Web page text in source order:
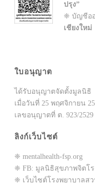
ปรุง”
❈ บัญชีอ
เชียงใหม่
ใบอนุญาต
ได้รับอนุญาตจัดตั้งมูลนิธิ
เมื่อวันที่ 25 พฤศจิกายน
เลขอนุญาตที่ ต. 923/2529
ลิงก์เว็บไซต์
❈ mentalhealth-fsp.org
❈ FB: มูลนิธิสุขภาพจิตโ
❈ เว็บไซต์โรงพยาบาลส